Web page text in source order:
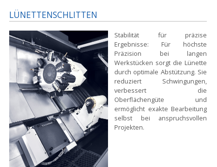
LÜNETTENSCHLITTEN
Stabilität für präzise
Ergebnisse: Für höchste
Präzision bei langen
Werkstücken sorgt die Lünette
durch optimale Abstützung. Sie
reduziert Schwingungen,
verbessert die
Oberflächengüte und
ermöglicht exakte Bearbeitung
selbst bei anspruchsvollen
Projekten.